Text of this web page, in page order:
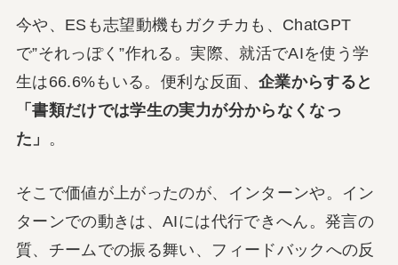
今や、ESも志望動機もガクチカも、ChatGPT
で”それっぽく”作れる。実際、就活でAIを使う学
生は66.6%もいる。便利な反面、 企業からすると
「書類だけでは学生の実力が分からなくなっ
た」 。
そこで価値が上がったのが、インターンや。イン
ターンでの動きは、AIには代行できへん。発言の
質、チームでの振る舞い、フィードバックへの反